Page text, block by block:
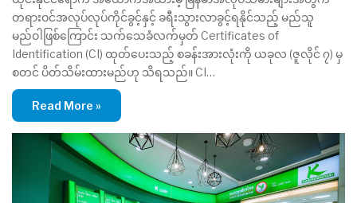
တရားဝင်အလုပ်လုပ်ကိုင်ခွင့်နှင့် ခရီးသွားလာခွင့်ရနိုင်သည့် မည်သူ
မည်ဝါဖြစ်ကြောင်း သက်သေခံလက်မှတ် Certificates of
Identification (CI) ထုတ်ပေးသည့် စခန်းအားလုံးကို ယခုလ (ဇူလိုင် ၇) မှ
စတင် ပိတ်သိမ်းထားမည်ဟု သိရသည်။ CI…
Read More »